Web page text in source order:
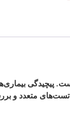
پیچیدگی
متعدد و